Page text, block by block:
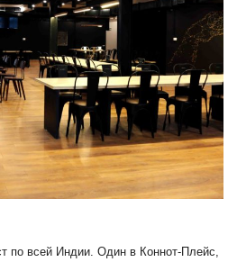
по всей Индии. Один в Коннот-Плейс,